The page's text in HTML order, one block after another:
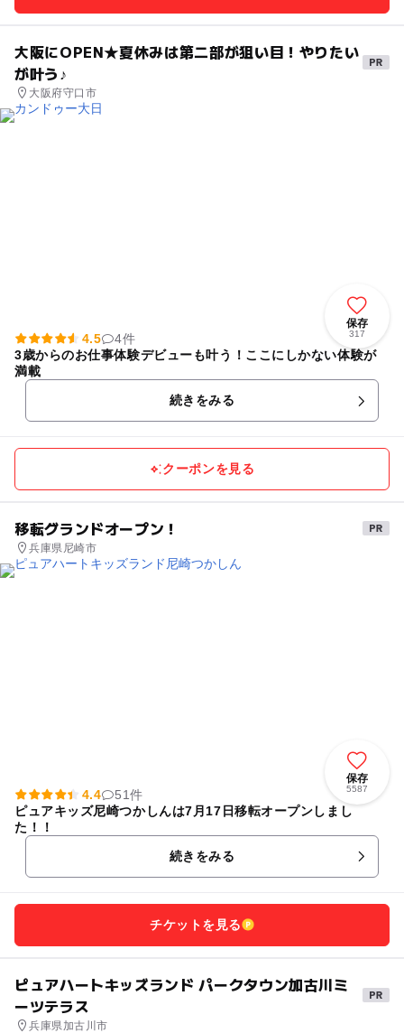
大阪にOPEN★夏休みは第二部が狙い目！やりたい
が叶う♪
大阪府守口市
保存
317
4.5
4件
3歳からのお仕事体験デビューも叶う！ここにしかない体験が
満載
続きをみる
クーポンを見る
移転グランドオープン！
兵庫県尼崎市
保存
5587
4.4
51件
ピュアキッズ尼崎つかしんは7月17日移転オープンしまし
た！！
続きをみる
チケットを見る
ピュアハートキッズランド パークタウン加古川ミ
ーツテラス
兵庫県加古川市